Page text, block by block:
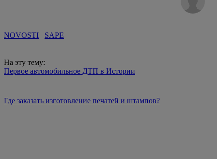
NOVOSTI SAPE
На эту тему:
Первое автомобильное ДТП в Истории
Где заказать изготовление печатей и штампов?